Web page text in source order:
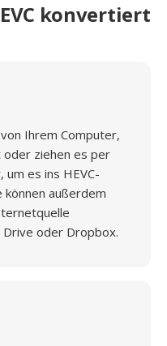
konvertiert
Ihrem Computer,
ziehen es per
um es ins HEVC-
können außerdem
oder Dropbox.